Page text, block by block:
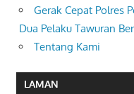
Gerak Cepat Polres
Dua Pelaku Tawuran
Tentang Kami
LAMAN